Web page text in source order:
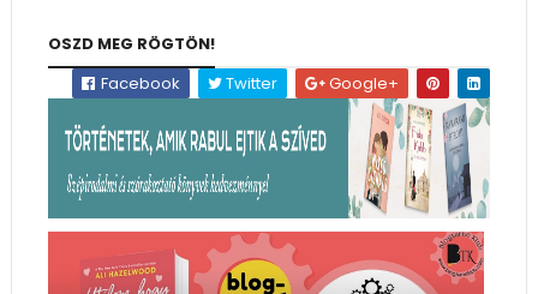
OSZD MEG RÖGTÖN!
Facebook
Twitter Google+